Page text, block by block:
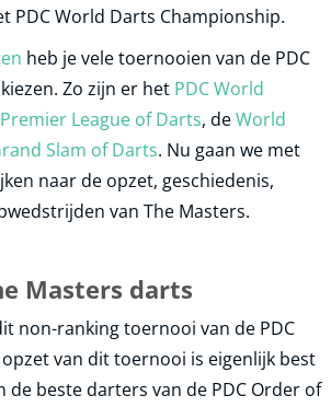
PDC World Darts Championship.
heb je vele toernooien van de PDC
Zo zijn er het PDC World
Premier League of Darts, deWorld
Slam of Darts. Nu gaan we met
naar de opzet, geschiedenis,
van The Masters.
Masters darts
non-ranking toernooi van de PDC
van dit toernooi is eigenlijk best
de beste darters van de PDC Order of